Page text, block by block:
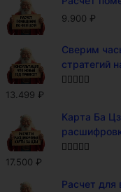
9.900 ₽
Сверим
стратегий
13.499 ₽
Карта Ба
17.500 ₽
Расчет для